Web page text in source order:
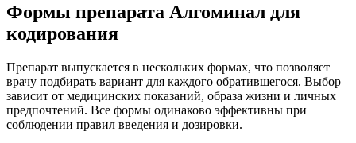
Формы препарата Алгоминал для
кодирования
Препарат выпускается в нескольких формах, что позволяет
врачу подбирать вариант для каждого обратившегося. Выбор
зависит от медицинских показаний, образа жизни и личных
предпочтений. Все формы одинаково эффективны при
соблюдении правил введения и дозировки.